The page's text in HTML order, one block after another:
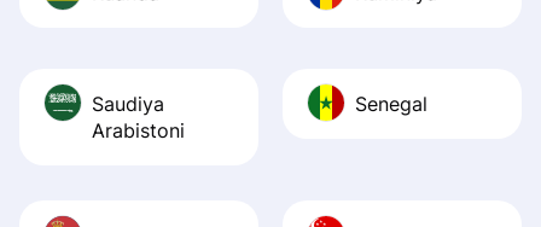
Saudiya
Arabistoni
Senegal